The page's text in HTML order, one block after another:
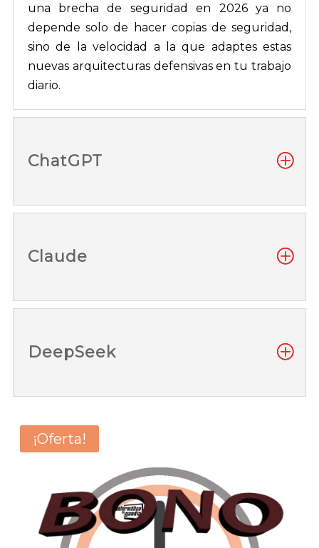
una brecha de seguridad en 2026 ya no
depende solo de hacer copias de seguridad,
sino de la velocidad a la que adaptes estas
nuevas arquitecturas defensivas en tu trabajo
diario.
ChatGPT
Claude
DeepSeek
¡Oferta!